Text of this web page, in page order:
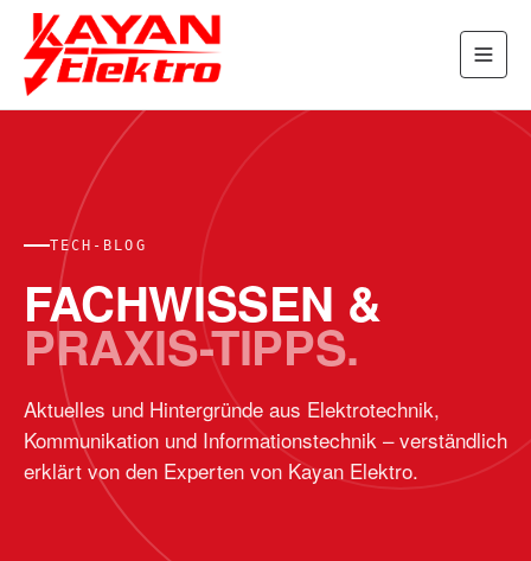
TECH-BLOG
FACHWISSEN &
PRAXIS-TIPPS.
Aktuelles und Hintergründe aus Elektrotechnik,
Kommunikation und Informationstechnik – verständlich
erklärt von den Experten von Kayan Elektro.